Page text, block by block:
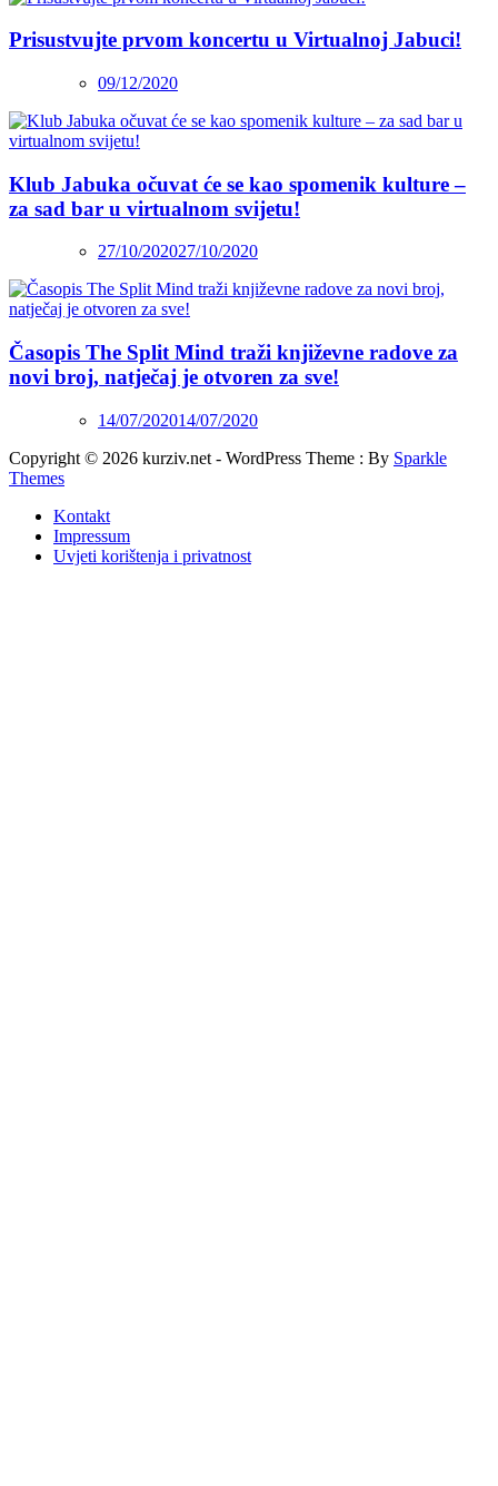
Prisustvujte prvom koncertu u Virtualnoj Jabuci!
09/12/2020
Klub Jabuka očuvat će se kao spomenik kulture –
za sad bar u virtualnom svijetu!
27/10/202027/10/2020
Časopis The Split Mind traži književne radove za
novi broj, natječaj je otvoren za sve!
14/07/202014/07/2020
Copyright © 2026 kurziv.net - WordPress Theme : By Sparkle
Themes
Kontakt
Impressum
Uvjeti korištenja i privatnost